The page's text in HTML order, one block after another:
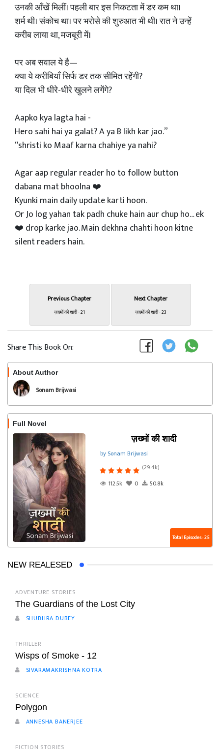
उनकी आँखें मिलीं। पहली बार इस निकटता में डर कम था।
शर्म थी। संकोच था। पर भरोसे की शुरुआत भी थी। रात ने उन्हें
करीब लाया था, मजबूरी में।
पर अब सवाल ये है—
क्या ये करीबियाँ सिर्फ डर तक सीमित रहेंगी?
या दिल भी धीरे-धीरे खुलने लगेंगे?
Aapko kya lagta hai -
Hero sahi hai ya galat? A ya B likh kar jao.”
“shristi ko Maaf karna chahiye ya nahi?
Agar aap regular reader ho to follow button
dabana mat bhoolna ❤️
Kyunki main daily update karti hoon.
Or Jo log yahan tak padh chuke hain aur chup ho… ek
❤️ drop karke jao. Main dekhna chahti hoon kitne
silent readers hain.
Previous Chapter
ज़ख्मों की शादी - 21
Next Chapter
ज़ख्मों की शादी - 23
Share This Book On:
About Author
Sonam Brijwasi
Full Novel
ज़ख्मों की शादी
by Sonam Brijwasi
(29.4k)
112.5k
0 50.8k
Total Episodes : 25
NEW REALESED
ADVENTURE STORIES
The Guardians of the Lost City
SHUBHRA DUBEY
THRILLER
Wisps of Smoke - 12
SIVARAMAKRISHNA KOTRA
SCIENCE
Polygon
ANNESHA BANERJEE
FICTION STORIES